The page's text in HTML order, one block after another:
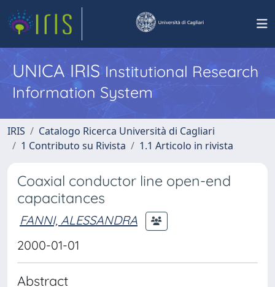
UNICA IRISInstitutional Research
Information System
IRIS
Catalogo Ricerca Università di Cagliari
1 Contributo su Rivista
1.1 Articolo in rivista
Coaxial conductor line open-end
capacitances
FANNI, ALESSANDRA
2000-01-01
Abstract